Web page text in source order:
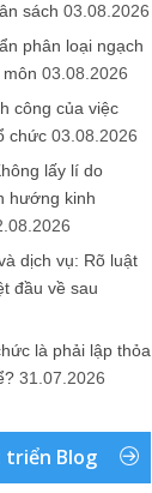
sách 03.08.2026
phân loại ngạch
03.08.2026
công của việc
chức 03.08.2026
lấy lí do
hướng kinh
dịch vụ: Rõ luật
đầu về sau
là phải lập thỏa
31.07.2026
triển Blog